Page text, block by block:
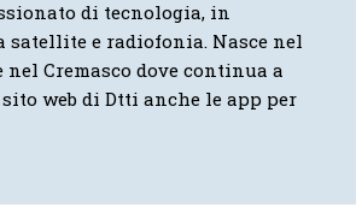
di tecnologia, in
e radiofonia. Nasce nel
nel Cremasco dove continua a
web di Dtti anche le app per